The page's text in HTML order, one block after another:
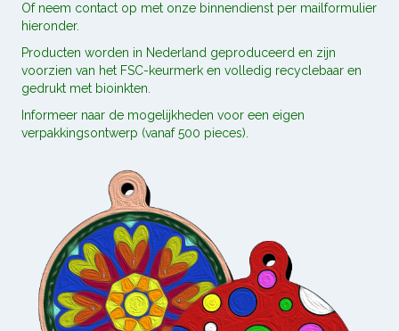
Of neem contact op met onze binnendienst per mailformulier
hieronder.
Producten worden in Nederland geproduceerd en zijn
voorzien van het FSC-keurmerk en volledig recyclebaar en
gedrukt met bioinkten.
Informeer naar de mogelijkheden voor een eigen
verpakkingsontwerp (vanaf 500 pieces).